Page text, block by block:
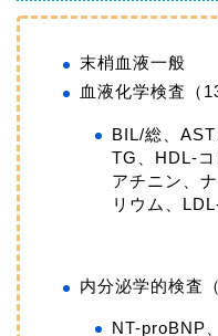
末梢血液一般
血液化学検査（
BIL/総、AST
TG、HDL-
アチニン、
リウム、
内分泌学的検査
NT-proBNP